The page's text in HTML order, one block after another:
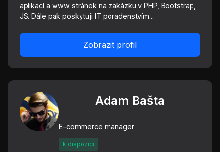
aplikací a www stránek na zakázku v PHP, Bootstrap,
JS. Dále pak poskytuji IT poradenstvím...
Zobrazit profil
Adam Bašta
E-commerce manager
k dispozici